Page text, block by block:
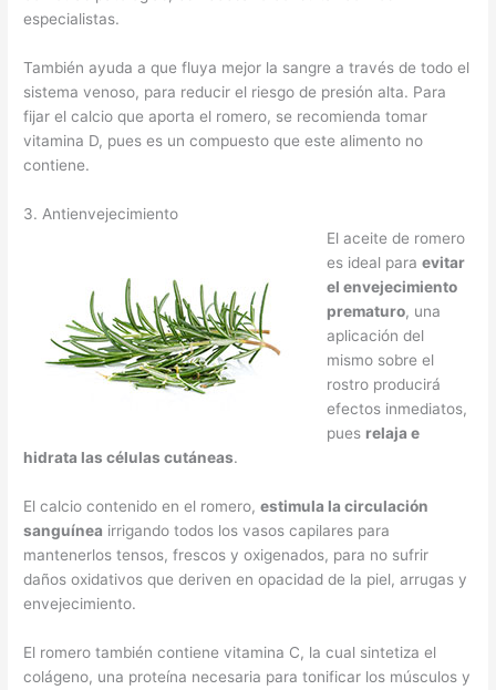
especialistas.
También ayuda a que fluya mejor la sangre a través de todo el
sistema venoso, para reducir el riesgo de presión alta. Para
fijar el calcio que aporta el romero, se recomienda tomar
vitamina D, pues es un compuesto que este alimento no
contiene.
3. Antienvejecimiento
El aceite de romero
es ideal para evitar
el envejecimiento
prematuro, una
aplicación del
mismo sobre el
rostro producirá
efectos inmediatos,
pues relaja e
hidrata las células cutáneas.
El calcio contenido en el romero,estimula la circulación
sanguínea irrigando todos los vasos capilares para
mantenerlos tensos, frescos y oxigenados, para no sufrir
daños oxidativos que deriven en opacidad de la piel, arrugas y
envejecimiento.
El romero también contiene vitamina C, la cual sintetiza el
colágeno, una proteína necesaria para tonificar los músculos y